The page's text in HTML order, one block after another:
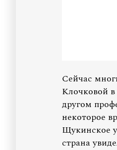
Сейчас
Клочковой
другом
некоторое
Щукинское
страна